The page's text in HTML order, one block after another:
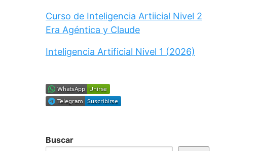
Curso de Inteligencia Artiicial Nivel 2
Era Agéntica y Claude
Inteligencia Artificial Nivel 1 (2026)
Buscar